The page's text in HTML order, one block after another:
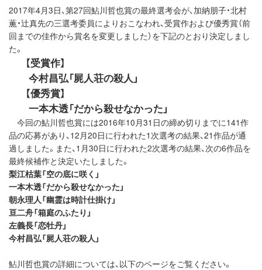
2017年4月3日、第27回鮎川哲也賞の最終選考会が、加納朋子・北村
薫・辻真先の三選考委員によりおこなわれ、受賞作および優秀賞（前
回までの佳作から賞名を変更しました）を下記のとおり決定しまし
た。
【受賞作】
今村昌弘「屍人荘の殺人」
【優秀賞】
一本木透「だから殺せなかった」
今回の鮎川哲也賞には2016年10月31日の締め切りまでに141作
品の応募があり、12月20日に行われた1次選考の結果、21作品が通
過しました。また、1月30日に行われた2次選考の結果、次の6作品を
最終候補作と決定いたしました。
梨江枯葉「空の底に咲く」
一本木透「だから殺せなかった」
朝永理人「幽霊は時計仕掛け」
亘二舟「箱庭のふたり」
左義長「恋牡丹」
今村昌弘「屍人荘の殺人」
鮎川哲也賞の詳細については、以下のページをご覧ください。